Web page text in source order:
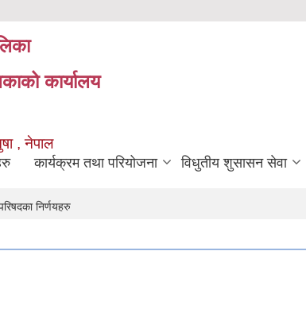
कार्यालय
, नेपाल
कार्यक्रम तथा परियोजना विधुतीय शुसासन सेवा
निर्णयहरु